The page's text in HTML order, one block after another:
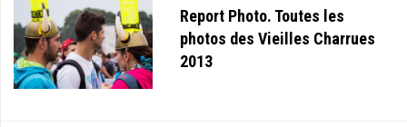
Report Photo. Toutes les
photos des Vieilles Charrues
2013